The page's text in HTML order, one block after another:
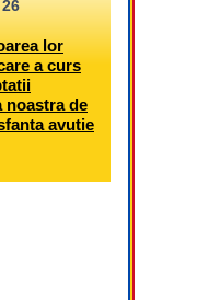
lor
a curs
noastra de
avutie